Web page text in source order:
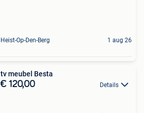
Heist-Op-Den-Berg 1 aug 26
tv meubel Besta
€ 120,00 Details